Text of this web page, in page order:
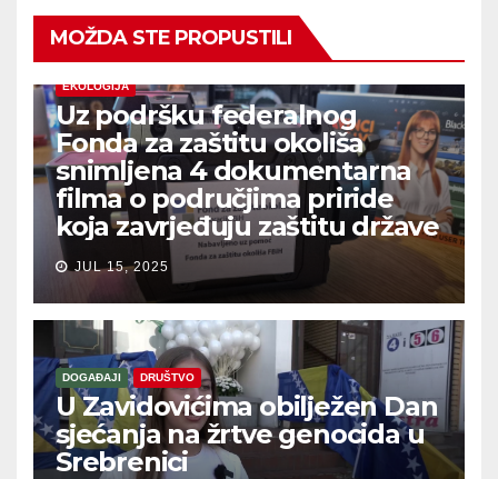
MOŽDA STE PROPUSTILI
EKOLOGIJA
Uz podršku federalnog
Fonda za zaštitu okoliša
snimljena 4 dokumentarna
filma o područjima priride
koja zavrjeđuju zaštitu države
JUL 15, 2025
DOGAĐAJI DRUŠTVO
U Zavidovićima obilježen Dan
sjećanja na žrtve genocida u
Srebrenici